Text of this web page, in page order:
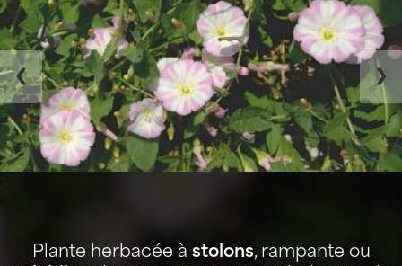
Plante herbacée à stolons, rampante ou
❮ ❯